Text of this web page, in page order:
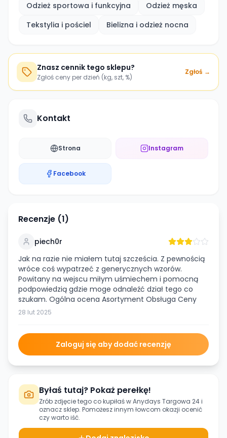
Odzież sportowa i funkcyjna
Odzież męska
Tekstylia i pościel
Bielizna i odzież nocna
Znasz cennik tego sklepu?
Zgłoś ceny per dzień (kg, szt, %)
Zgłoś →
Kontakt
Strona Instagram
Facebook
Recenzje (1)
piech0r
Jak na razie nie miałem tutaj szcześcia. Z pewnością
wróce coś wypatrzeć z generycznych wzorów.
Powitany na wejscu miłym uśmiechem i pomocną
podpowiedzią gdzie moge odnaleźć dział tego co
szukam. Ogólna ocena Asortyment Obsługa Ceny
28 lut 2025
Zaloguj się aby dodać recenzję
Byłaś tutaj? Pokaż perełkę!
Zrób zdjęcie tego co kupiłaś wAnydays Targowa 24i
oznacz sklep. Pomożesz innym łowcom okazji ocenić
czy warto iść.